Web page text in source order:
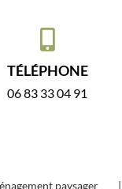
TÉLÉPHONE
06 83 33 04 91
paysager